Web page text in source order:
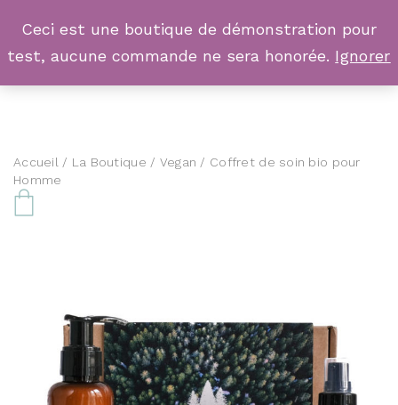
Accueil / La Boutique / Vegan / Coffret de soin bio pour
Homme
Ceci est une boutique de démonstration pour
test, aucune commande ne sera honorée. Ignorer